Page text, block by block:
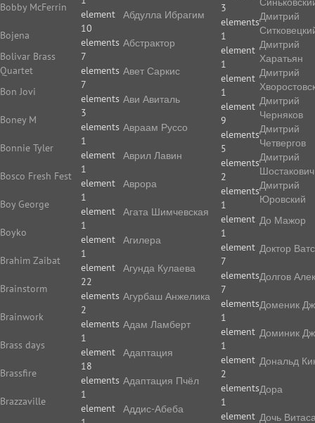
Bobby McFerrin
element
Bojena
10
elements
Bolivar Brass
Quartet
7
elements
Bon Jovi
7
elements
Boney M
3
elements
Bonnie Tyler
1
element
Bosco Fresh Fest
1
element
Boy George
1
element
Boyko
1
element
Brahim Zaibat
1
element
Brainstorm
22
elements
Brainwork
2
elements
Brass days
1
element
Brassfire
18
elements
Brazzaville
1
element
Абдулла Ибрагим
3
elements
Абстрактор
1
element
Авет Саркис
1
element
Ави Авиталь
1
element
Авраам Руссо
9
elements
Аврил Лавин
5
elements
Аврора
2
elements
Агата Шимчевская
1
element
Агилера
1
element
Агунда Кулаева
7
elements
Агурбаш Анжелика
7
elements
Адам Ламберт
1
element
Адаптация
1
element
Адаптация Пчёл
2
elements
Аддис-Абеба
1
element
Дмитрий
Дмитрий
Харатьян
Дмитрий
Дмитрий
Черняков
Дмитрий
Четвергов
Дмитрий
Шостакович
Дмитрий
Юровский
До Мажор
Доктор
Долгов
Доменик
Доминик
Дональд
Дора
Дочь